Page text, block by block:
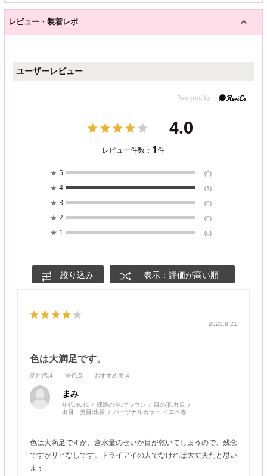
レビュー・装着レポ
ユーザーレビュー
4.0
レビュー件数： 1件
★ 5 (0)
★ 4 (1)
★ 3 (0)
★ 2 (0)
★ 1 (0)
絞り込み 表示：評価が高い順
2025.8.21
色は大満足です。
使用感:4 発色:5 おすすめ度:4
まみ
年代:40代 裸眼の色:ブラウン 目の形:丸目
出目・奥目:出目 パーソナルカラー:イエベ春
色は大満足ですが、含水量のせいか目が乾いてしまうので、残念
ですがリピなしです。ドライアイの人でなければ大丈夫だと思い
ます。